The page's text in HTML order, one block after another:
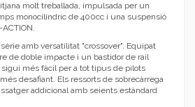
molt treballada, impulsada per un
monocilíndric de 400cc i una suspensió
amb versatilitat "crossover". Equipat
de doble impacte i un bastidor de rail
més fàcil per a tot tipus de pilots
desafiant. Els ressorts de sobrecàrrega
addicional amb seients estàndard